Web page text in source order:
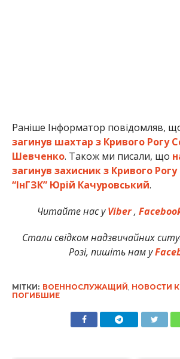
Раніше Інформатор повідомляв,
загинув шахтар з Кривого Рогу
Шевченко. Також ми писали, що
загинув захисник з Кривого
“ІнГЗК” Юрій Качуровський.
Читайте нас уViber,
Стали свідком надзвичайних
Розі, пишіть нам у
МІТКИ: ВОЕННОСЛУЖАЩИЙ НОВОСТИ
ПОГИБШИЕ